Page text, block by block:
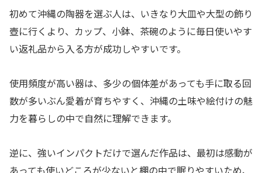
初めて沖縄の陶器を選ぶ人は、いきなり大皿や大型の飾り
壺に行くより、カップ、小鉢、茶碗のように毎日使いやす
い返礼品から入る方が成功しやすいです。
使用頻度が高い器は、多少の個体差があっても手に取る回
数が多いぶん愛着が育ちやすく、沖縄の土味や絵付けの魅
力を暮らしの中で自然に理解できます。
逆に、強いインパクトだけで選んだ作品は、最初は感動が
あっても使いどころが少ないと棚の中で眠りやすいため、